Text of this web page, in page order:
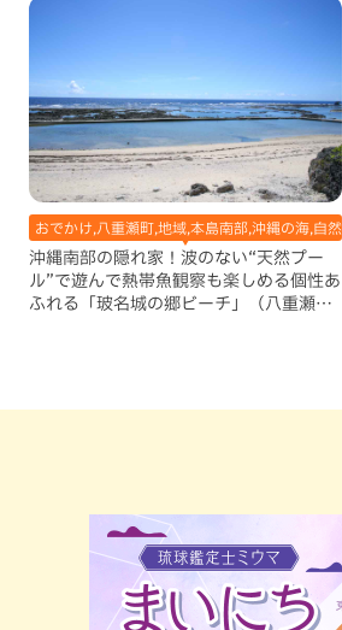
おでかけ,八重瀬町,地域,本島南部,沖縄の海,自然
沖縄南部の隠れ家！波のない“天然プー
ル”で遊んで熱帯魚観察も楽しめる個性あ
ふれる「玻名城の郷ビーチ」（八重瀬